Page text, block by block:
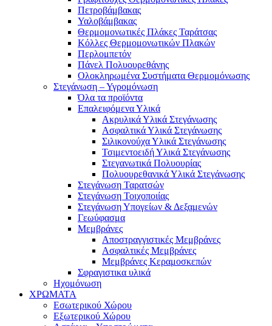
Πετροβάμβακας
Υαλοβάμβακας
Θερμομονωτικές Πλάκες Ταράτσας
Κόλλες Θερμομονωτικών Πλακών
Περλομπετόν
Πάνελ Πολυουρεθάνης
Ολοκληρωμένα Συστήματα Θερμομόνωσης
Στεγάνωση – Υγρομόνωση
Όλα τα προϊόντα
Επαλειφόμενα Υλικά
Ακρυλικά Υλικά Στεγάνωσης
Ασφαλτικά Υλικά Στεγάνωσης
Σιλικονούχα Υλικά Στεγάνωσης
Τσιμεντοειδή Υλικά Στεγάνωσης
Στεγανωτικά Πολυουρίας
Πολυουρεθανικά Υλικά Στεγάνωσης
Στεγάνωση Ταρατσών
Στεγάνωση Τοιχοποιίας
Στεγάνωση Υπογείων & Δεξαμενών
Γεωύφασμα
Μεμβράνες
Αποστραγγιστικές Μεμβράνες
Ασφαλτικές Μεμβράνες
Μεμβράνες Κεραμοσκεπών
Σφραγιστικα υλικά
Ηχομόνωση
ΧΡΩΜΑΤΑ
Εσωτερικού Χώρου
Εξωτερικού Χώρου